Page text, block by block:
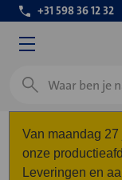
+31 598 36 12 32
Zoeken
Van maandag
onze
Leveringen en